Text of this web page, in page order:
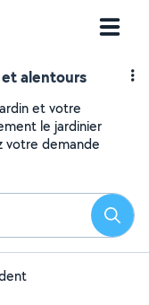
alentours
et votre
le jardinier
votre demande